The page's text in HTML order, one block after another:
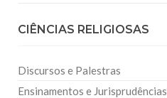
CIÊNCIAS RELIGIOSAS
Discursos e Palestras
Ensinamentos e Jurisprudências